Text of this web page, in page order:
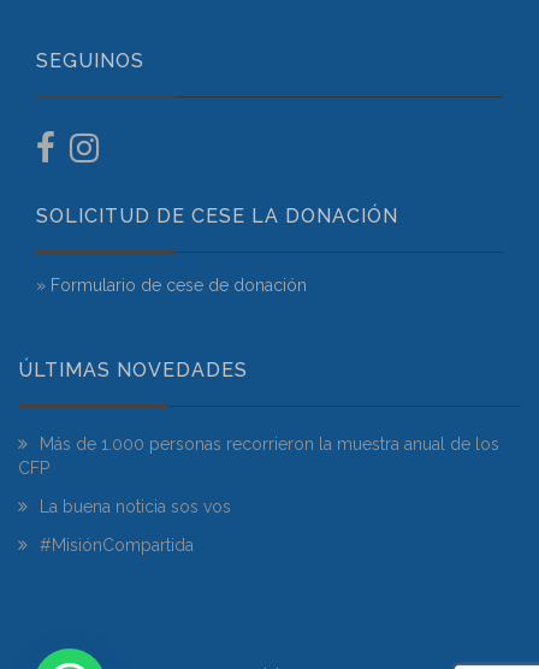
SEGUINOS
SOLICITUD DE CESE LA DONACIÓN
» Formulario de cese de donación
ÚLTIMAS NOVEDADES
Más de 1.000 personas recorrieron la muestra anual de los
CFP
La buena noticia sos vos
#MisiónCompartida